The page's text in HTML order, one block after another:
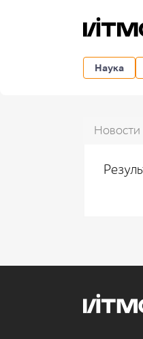
Наука
Новости